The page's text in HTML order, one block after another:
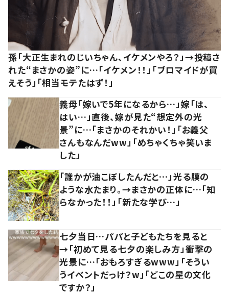
孫「大正生まれのじいちゃん、イケメンやろ？」→投稿さ
れた“まさかの姿”に…「イケメン！！」「ブロマイドが買
えそう」「相当モテたはず！」
義母「嫁いで5年になるから…」嫁「は、
はい…」直後、嫁が見た“想定外の光
景”に…「まさかのそれかい！」「お義父
さんもなんだww」「めちゃくちゃ笑いま
した」
「誰かが油こぼしたんだと…」光る膜の
ような水たまり。→まさかの正体に…「知
らなかった！！」「新たな学び…」
七夕当日…パパと子どもたちを見ると
→「初めて見る七夕の楽しみ方」衝撃の
光景に…「おもろすぎるwww」「そうい
うイベントだっけ？w」「どこの星の文化
ですか？」